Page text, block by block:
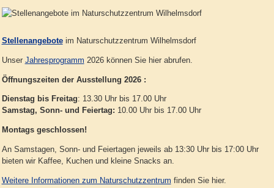
Stellenangeboteim Naturschutzzentrum Wilhelmsdorf
Unser Jahresprogramm 2026 können Sie hier abrufen.
Öffnungszeiten der Ausstellung 2026 :
Dienstag bis Freitag: 13.30 Uhr bis 17.00 Uhr
Samstag, Sonn- und Feiertag: 10.00 Uhr bis 17.00 Uhr
Montags geschlossen!
An Samstagen, Sonn- und Feiertagen jeweils ab 13:30 Uhr bis 17:00 Uhr
bieten wir Kaffee, Kuchen und kleine Snacks an.
Weitere Informationen zum Naturschutzzentrum finden Sie hier.